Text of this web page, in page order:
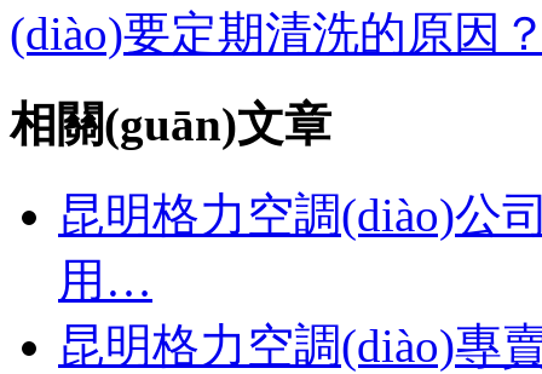
(diào)要定期清洗的原因
相關(guān)文章
昆明格力空調(diào)公
用…
昆明格力空調(diào)專